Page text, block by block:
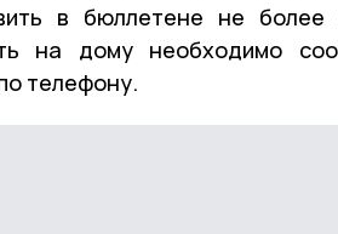
в бюллетене не более
на дому необходимо
телефону.